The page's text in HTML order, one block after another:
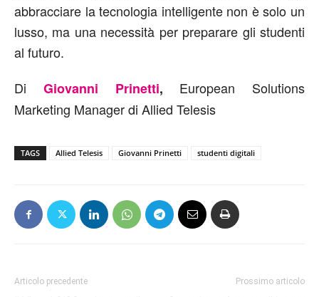
abbracciare la tecnologia intelligente non è solo un
lusso, ma una necessità per preparare gli studenti
al futuro.
Di Giovanni Prinetti, European Solutions
Marketing Manager di Allied Telesis
TAGS Allied Telesis Giovanni Prinetti studenti digitali
Articolo precedente Prossimo articolo